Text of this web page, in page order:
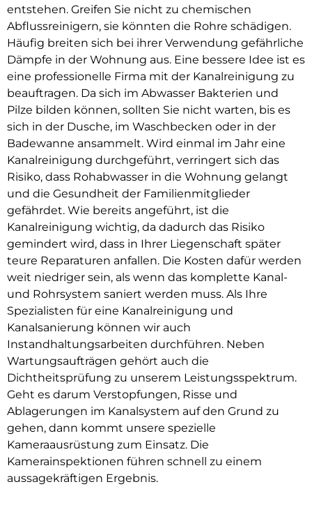
entstehen. Greifen Sie nicht zu chemischen
Abflussreinigern, sie könnten die Rohre schädigen.
Häufig breiten sich bei ihrer Verwendung gefährliche
Dämpfe in der Wohnung aus. Eine bessere Idee ist es
eine professionelle Firma mit der Kanalreinigung zu
beauftragen. Da sich im Abwasser Bakterien und
Pilze bilden können, sollten Sie nicht warten, bis es
sich in der Dusche, im Waschbecken oder in der
Badewanne ansammelt. Wird einmal im Jahr eine
Kanalreinigung durchgeführt, verringert sich das
Risiko, dass Rohabwasser in die Wohnung gelangt
und die Gesundheit der Familienmitglieder
gefährdet. Wie bereits angeführt, ist die
Kanalreinigung wichtig, da dadurch das Risiko
gemindert wird, dass in Ihrer Liegenschaft später
teure Reparaturen anfallen. Die Kosten dafür werden
weit niedriger sein, als wenn das komplette Kanal-
und Rohrsystem saniert werden muss. Als Ihre
Spezialisten für eine Kanalreinigung und
Kanalsanierung können wir auch
Instandhaltungsarbeiten durchführen. Neben
Wartungsaufträgen gehört auch die
Dichtheitsprüfung zu unserem Leistungsspektrum.
Geht es darum Verstopfungen, Risse und
Ablagerungen im Kanalsystem auf den Grund zu
gehen, dann kommt unsere spezielle
Kameraausrüstung zum Einsatz. Die
Kamerainspektionen führen schnell zu einem
aussagekräftigen Ergebnis.